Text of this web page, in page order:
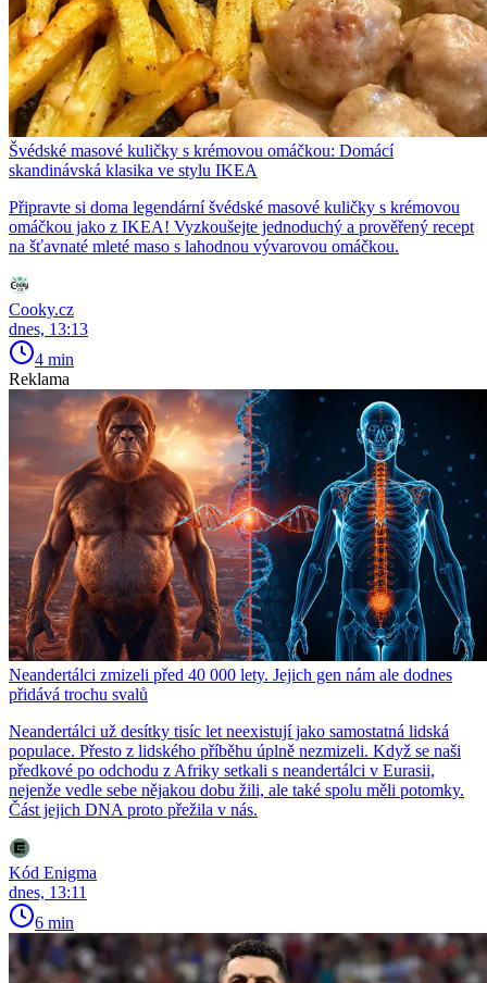
Švédské masové kuličky s krémovou omáčkou: Domácí
skandinávská klasika ve stylu IKEA
Připravte si doma legendární švédské masové kuličky s krémovou
omáčkou jako z IKEA! Vyzkoušejte jednoduchý a prověřený recept
na šťavnaté mleté maso s lahodnou vývarovou omáčkou.
Cooky.cz
dnes, 13:13
4 min
Reklama
Neandertálci zmizeli před 40 000 lety. Jejich gen nám ale dodnes
přidává trochu svalů
Neandertálci už desítky tisíc let neexistují jako samostatná lidská
populace. Přesto z lidského příběhu úplně nezmizeli. Když se naši
předkové po odchodu z Afriky setkali s neandertálci v Eurasii,
nejenže vedle sebe nějakou dobu žili, ale také spolu měli potomky.
Část jejich DNA proto přežila v nás.
Kód Enigma
dnes, 13:11
6 min